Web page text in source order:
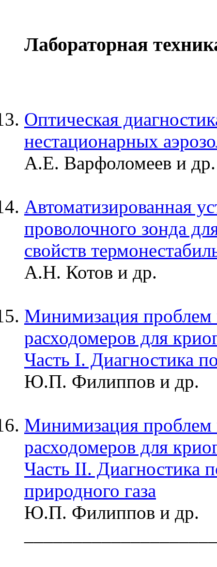
Лабораторная
Оптическая
нестационарных
А.Е. Варфоломеев и др.
Автоматизированная
проволочного зонда
свойств
А.Н. Котов и др.
Минимизация проблем
расходомеров для
Часть I. Диагностика
Ю.П. Филиппов и др.
Минимизация проблем
расходомеров для
Часть II. Диагностика
природного газа
Ю.П. Филиппов и др.